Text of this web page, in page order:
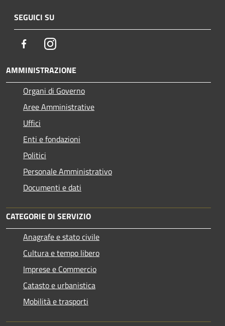
SEGUICI SU
FacebookInstagram
AMMINISTRAZIONE
Organi di Governo
Aree Amministrative
Uffici
Enti e fondazioni
Politici
Personale Amministrativo
Documenti e dati
CATEGORIE DI SERVIZIO
Anagrafe e stato civile
Cultura e tempo libero
Imprese e Commercio
Catasto e urbanistica
Mobilità e trasporti